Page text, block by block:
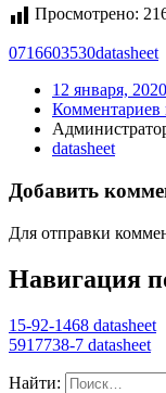
Просмотрено:
0716603530datasheet
12 января, 2020
Комментариев
datasheet
Добавить
Для отправки
Навигация
15-92-1468 datasheet
5917738-7 datasheet
Найти: